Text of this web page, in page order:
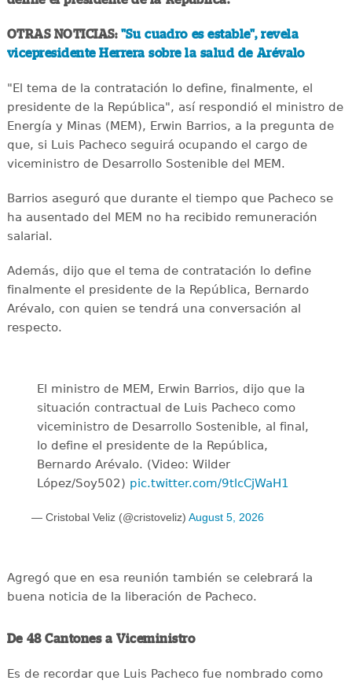
OTRAS NOTICIAS: "Su cuadro es estable", revela
vicepresidente Herrera sobre la salud de Arévalo
"El tema de la contratación lo define, finalmente, el
presidente de la República", así respondió el ministro de
Energía y Minas (MEM), Erwin Barrios, a la pregunta de
que, si Luis Pacheco seguirá ocupando el cargo de
viceministro de Desarrollo Sostenible del MEM.
Barrios aseguró que durante el tiempo que Pacheco se
ha ausentado del MEM no ha recibido remuneración
salarial.
Además, dijo que el tema de contratación lo define
finalmente el presidente de la República, Bernardo
Arévalo, con quien se tendrá una conversación al
respecto.
El ministro de MEM, Erwin Barrios, dijo que la
situación contractual de Luis Pacheco como
viceministro de Desarrollo Sostenible, al final,
lo define el presidente de la República,
Bernardo Arévalo. (Video: Wilder
López/Soy502) pic.twitter.com/9tlcCjWaH1
— Cristobal Veliz (@cristoveliz) August 5, 2026
Agregó que en esa reunión también se celebrará la
buena noticia de la liberación de Pacheco.
De 48 Cantones a Viceministro
Es de recordar que Luis Pacheco fue nombrado como